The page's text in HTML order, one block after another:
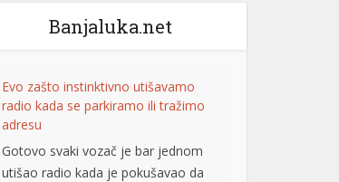
Banjaluka.net
Evo zašto instinktivno utišavamo
radio kada se parkiramo ili tražimo
adresu
Gotovo svaki vozač je bar jednom
utišao radio kada je pokušavao da